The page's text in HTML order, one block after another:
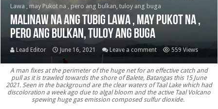
Lawa , may Pukot na , pero ang bulkan, tuloy ang buga
Malinaw na ang Tubig Lawa , may Pukot na ,
pero ang bulkan, tuloy ang buga
Lead Editor June 16, 2021 Leave a comment 559 Views
A man fixes at the perimeter of the huge net for an effective catch and
pull as it is trawled towards the shore of Balete, Batangas this 15 June
2021. Seen in the background are the clear waters of Taal Lake which had
discoloration a week ago due to algal bloom and the active Taal Volcano
spewing huge gas emission composed sulfur dioxide.